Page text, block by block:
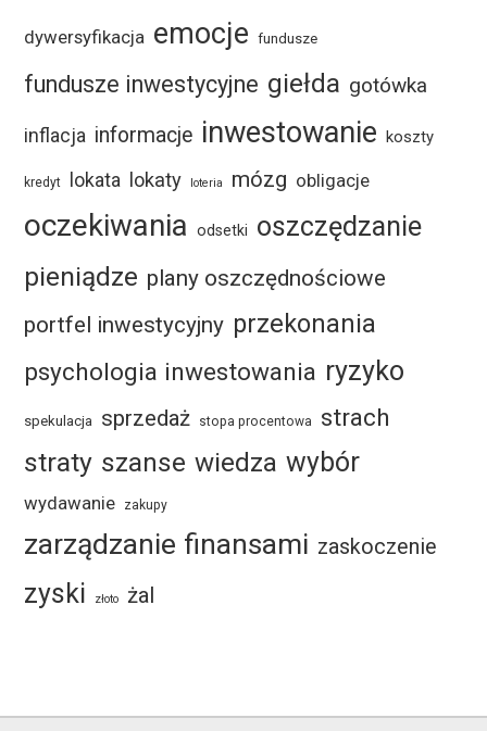
dywersyfikacja emocje fundusze
fundusze inwestycyjne giełda gotówka
inflacja informacje inwestowanie koszty
kredyt lokata lokaty loteria mózg obligacje
oczekiwania odsetki
oszczędzanie
pieniądze plany oszczędnościowe
portfel inwestycyjny przekonania
psychologia inwestowania ryzyko
spekulacja sprzedaż stopa procentowa strach
straty szanse wiedza wybór
wydawanie zakupy
zarządzanie finansami zaskoczenie
zyski złoto żal